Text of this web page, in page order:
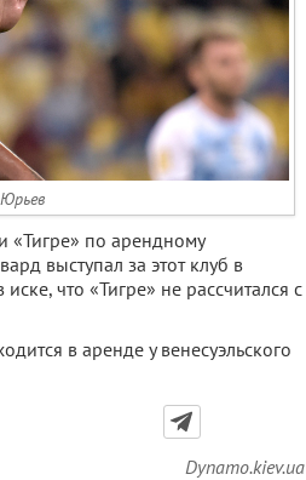
«Тигре» по арендному
выступал за этот клуб в
что «Тигре» не рассчитался с
в аренде у венесуэльского
Dynamo.kiev.ua